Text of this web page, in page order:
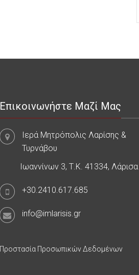
Επικοινωνήστε Μαζί Μας
Ιερά Μητρόπολις Λαρίσης &
Τυρνάβου
Ιωαννίνων 3, Τ.Κ. 41334, Λάρισα
+30.2410.617.685
info@imlarisis.gr
Προστασία Προσωπικών Δεδομένων